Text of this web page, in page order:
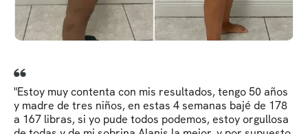
"Estoy muy contenta con mis resultados, tengo 50 años
y madre de tres niños, en estas 4 semanas bajé de 178
a 167 libras, si yo pude todos podemos, estoy orgullosa